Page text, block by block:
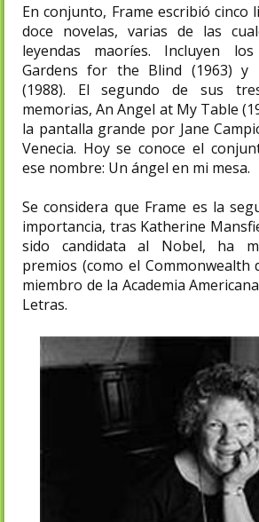
En conjunto, Frame escribió cinco
doce novelas, varias de las
leyendas maoríes. Incluyen
Gardens for the Blind (1963) y
(1988). El segundo de sus
memorias, An Angel at My Table
la pantalla grande por Jane
Venecia. Hoy se conoce el
ese nombre: Un ángel en mi mesa.
Se considera que Frame es la
importancia, tras Katherine
sido candidata al Nobel, ha
premios (como el Commonwealth
miembro de la Academia
Letras.